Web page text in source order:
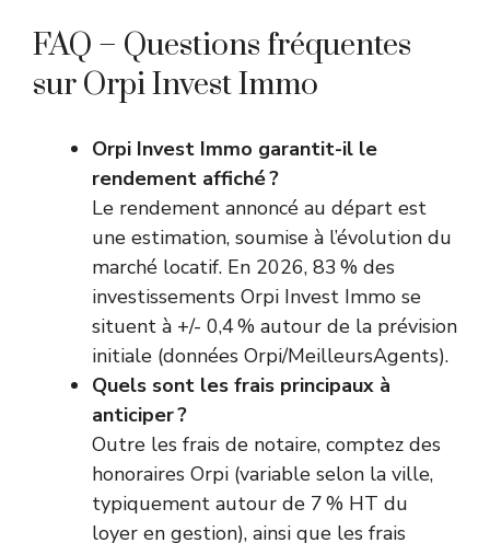
FAQ – Questions fréquentes
sur Orpi Invest Immo
Orpi Invest Immo garantit-il le
rendement affiché ?
Le rendement annoncé au départ est
une estimation, soumise à l’évolution du
marché locatif. En 2026, 83 % des
investissements Orpi Invest Immo se
situent à +/- 0,4 % autour de la prévision
initiale (données Orpi/MeilleursAgents).
Quels sont les frais principaux à
anticiper ?
Outre les frais de notaire, comptez des
honoraires Orpi (variable selon la ville,
typiquement autour de 7 % HT du
loyer en gestion), ainsi que les frais